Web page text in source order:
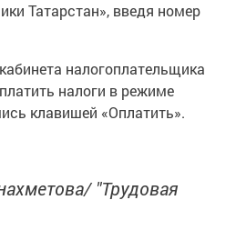
Татарстан», введя номер
налогоплательщика
налоги в режиме
клавишей «Оплатить».
"Трудовая